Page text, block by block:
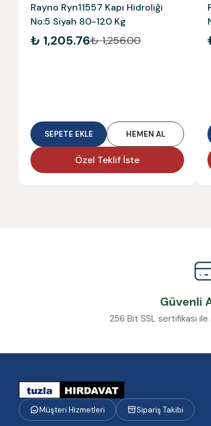
Rayno Ryn11557 Kapı Hidroliği
No:5 Siyah 80-120 Kg
₺ 1,205.76₺ 1,256.00
SEPETE EKLE HEMEN AL
Özel Teklif İste
Güvenli
256 Bit SSL sertifikası
Müşteri Hizmetleri Sipariş Takibi